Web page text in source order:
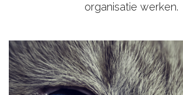
organisatie werken.